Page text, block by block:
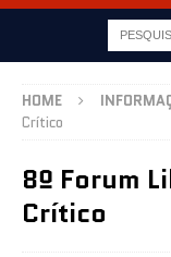
HOME
Crítico
8º Forum
Crítico